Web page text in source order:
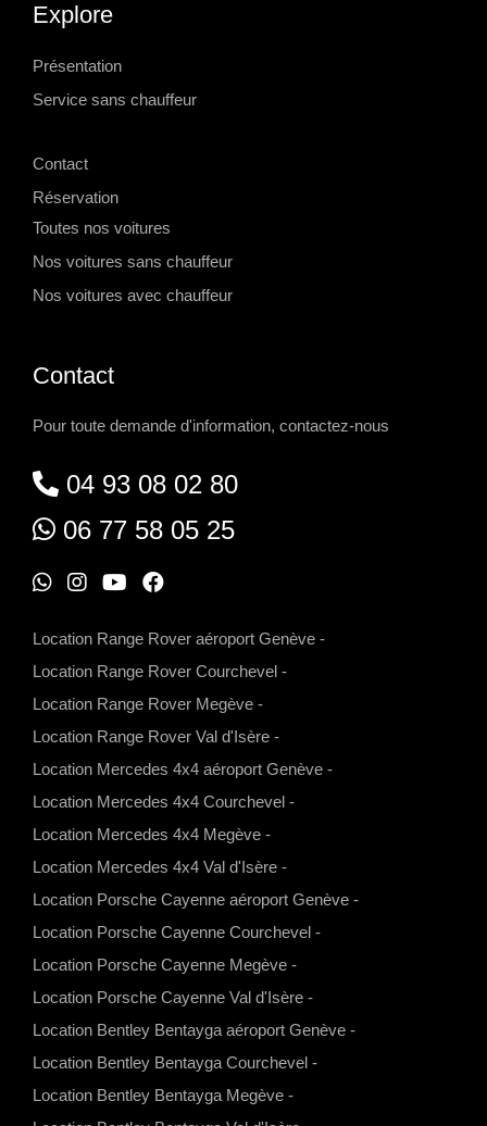
Explore
Présentation
Service sans chauffeur
Contact
Réservation
Toutes nos voitures
Nos voitures sans chauffeur
Nos voitures avec chauffeur
Contact
Pour toute demande d'information, contactez-nous
04 93 08 02 80
06 77 58 05 25
W
p
p
I
r
a
m
Y
e
F
o
k
Location Range Rover aéroport Genève -
Location Range Rover Courchevel -
Location Range Rover Megève -
Location Range Rover Val d'Isère -
Location Mercedes 4x4 aéroport Genève -
Location Mercedes 4x4 Courchevel -
Location Mercedes 4x4 Megève -
Location Mercedes 4x4 Val d'Isère -
Location Porsche Cayenne aéroport Genève -
Location Porsche Cayenne Courchevel -
Location Porsche Cayenne Megève -
Location Porsche Cayenne Val d'Isère -
Location Bentley Bentayga aéroport Genève -
Location Bentley Bentayga Courchevel -
Location Bentley Bentayga Megève -